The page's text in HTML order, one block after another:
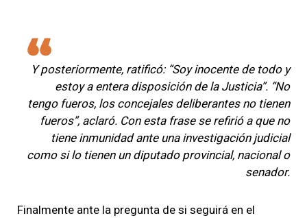
Y posteriormente, ratificó: “Soy inocente de todo y
estoy a entera disposición de la Justicia”. “No
tengo fueros, los concejales deliberantes no tienen
fueros”, aclaró. Con esta frase se refirió a que no
tiene inmunidad ante una investigación judicial
como si lo tienen un diputado provincial, nacional o
senador.
Finalmente ante la pregunta de si seguirá en el